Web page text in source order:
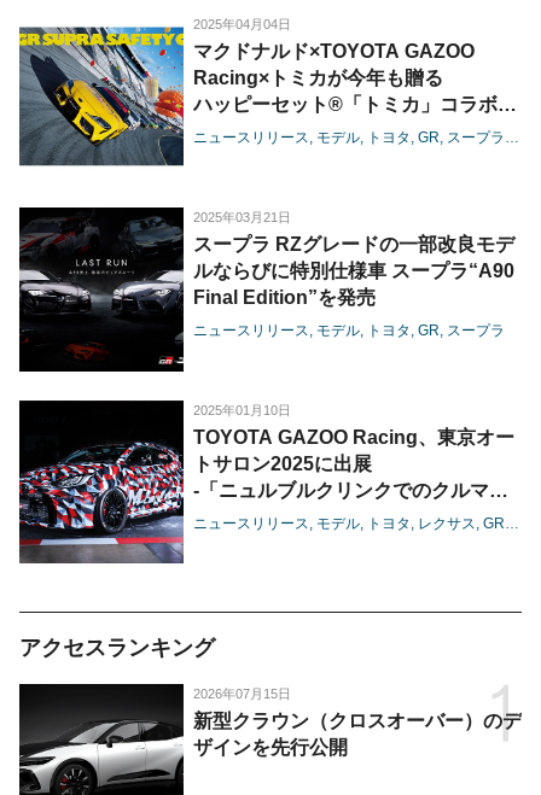
2025年04月04日
マクドナルド×TOYOTA GAZOO
Racing×トミカが今年も贈る
ハッピーセット®「トミカ」コラボレ
ーション特別企画発進！
ニュースリリース モデル トヨタ GR スープラ そ
2025年03月21日
スープラ RZグレードの一部改良モデ
ルならびに特別仕様車 スープラ“A90
Final Edition”を発売
ニュースリリース モデル トヨタ GR スープラ
2025年01月10日
TOYOTA GAZOO Racing、東京オー
トサロン2025に出展
-「ニュルブルクリンクでのクルマづ
くり」をメインテーマとして車両やパ
ニュースリリース モデル トヨタ レクサス GR
アクセスランキング
2026年07月15日
新型クラウン（クロスオーバー）のデ
ザインを先行公開